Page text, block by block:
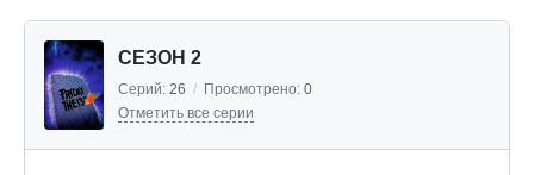
СЕЗОН 2
Серий: 26 / Просмотрено: 0
Отметить все серии